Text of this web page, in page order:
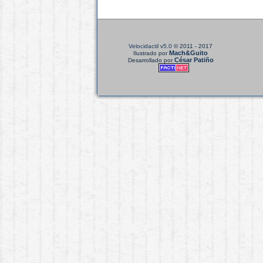
Velocidactil v5.0 © 2011 - 2017
Ilustrado porMach&Guito
Desarrollado porCésar Patiño